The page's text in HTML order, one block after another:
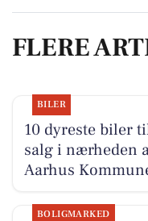
FLERE
BILER
10 dyreste biler
salg i nærheden
Aarhus
BOLIGMARKED